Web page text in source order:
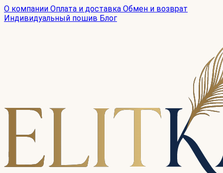
О компании Оплата и доставка Обмен и возврат
Индивидуальный пошив Блог